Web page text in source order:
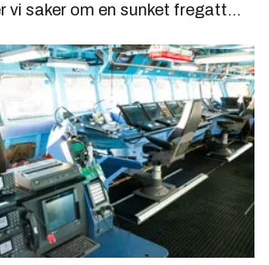
vi saker om en sunket fregatt...